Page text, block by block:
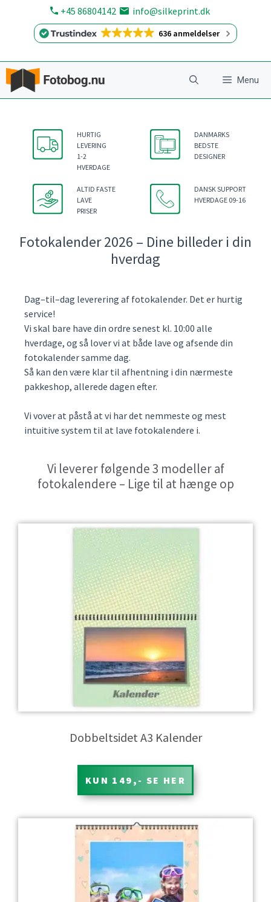
+45 86804142 info@silkeprint.dk
636 anmeldelser
Menu
HURTIG
LEVERING
1-2
HVERDAGE
DANMARKS
BEDSTE
DESIGNER
ALTID FASTE
LAVE
PRISER
DANSK SUPPORT
HVERDAGE 09-16
Fotokalender 2026 – Dine billeder i din
hverdag
Dag–til–dag leverering af fotokalender. Det er hurtig
service!
Vi skal bare have din ordre senest kl. 10:00 alle
hverdage, og så lover vi at både lave og afsende din
fotokalender samme dag.
Så kan den være klar til afhentning i din nærmeste
pakkeshop, allerede dagen efter.
Vi vover at påstå at vi har det nemmeste og mest
intuitive system til at lave fotokalendere i.
Vi leverer følgende 3 modeller af
fotokalendere – Lige til at hænge op
Split-kalender, centerfoldet eller dobbeltsidet fotokalender.
– Kært barn har mange navne. Det kendetegnende for denne
type kalender er at den er samlet på midten og ikke hænges
op i sin samling, ligesom vores andre kalendere. Du designer
denne kalender på Silkeprint.dk
Dobbeltsidet A3 Kalender
KUN 149,- SE HER